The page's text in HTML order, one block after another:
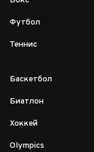
Футбол
Теннис
Баскетбол
Биатлон
Хоккей
Olympics